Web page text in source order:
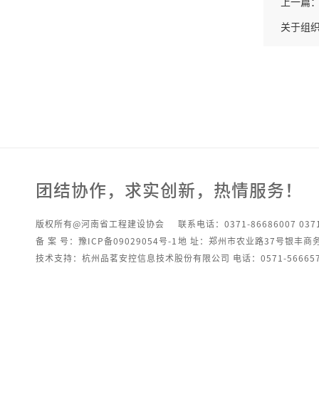
关于组
团结协作，求实创新，热情服务！
版权所有@河南省工程建设协会
联系电话：0371-86686007
备 案 号：豫ICP备09029054号-1 地 址：郑州市农业路37号银丰商
技术支持：杭州品茗安控信息技术股份有限公司 电话：0571-